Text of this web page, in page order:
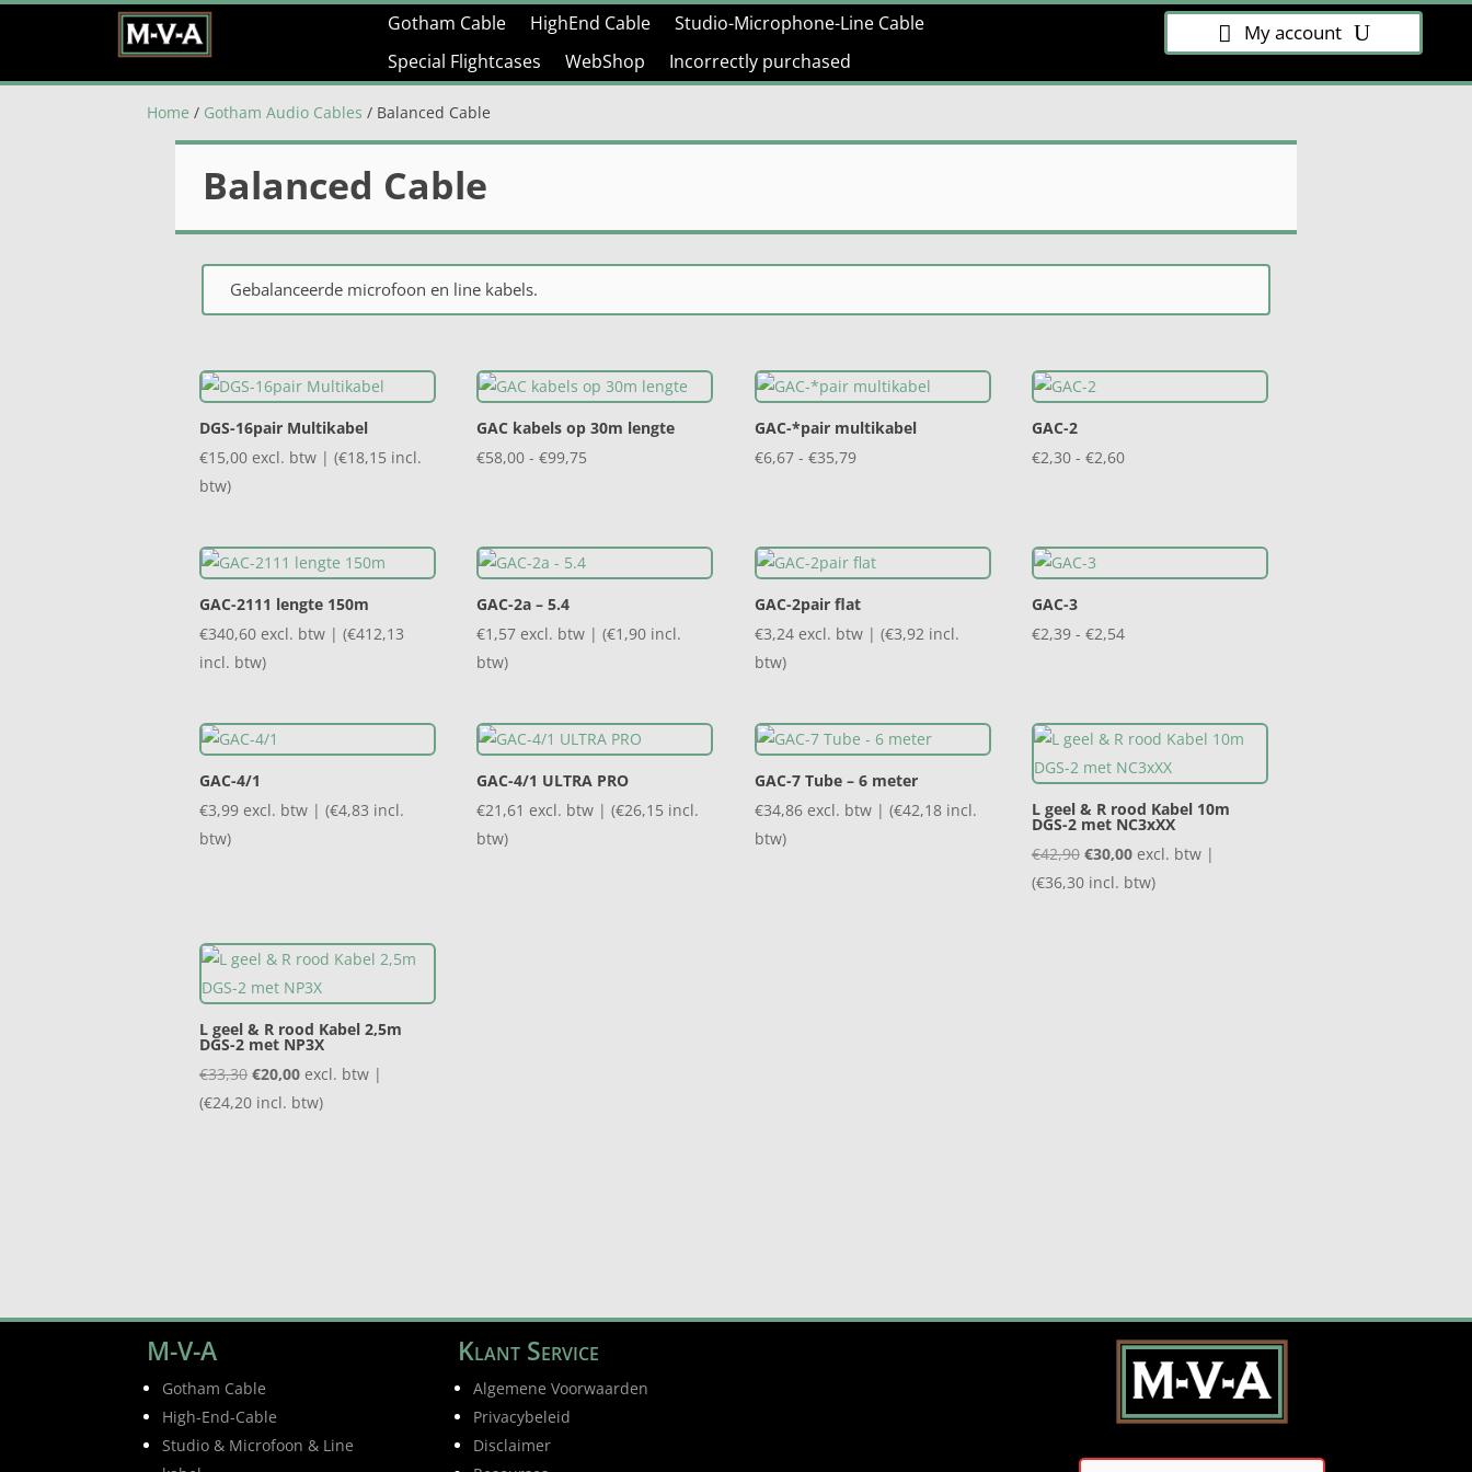
Gotham Cable HighEnd Cable
Studio-Microphone-Line Cable
Special Flightcases
WebShop Incorrectly purchased
My account
Home / Gotham Audio Cables / Balanced Cable
Balanced Cable
Gebalanceerde microfoon en line kabels.
DGS-16pair Multikabel
€15,00 excl. btw | (€18,15 incl.
btw)
GAC kabels op 30m lengte
€58,00 - €99,75
€99,75
GAC-*pair multikabel
€6,67 - €35,79Prijsklasse:
€35,79
GAC-2
€2,30 - €2,60Prijsklasse:
€2,60
GAC-2111 lengte 150m
€340,60 excl. btw | (€412,13
incl. btw)
GAC-2a – 5.4
€1,57 excl. btw | (€1,90 incl.
btw)
GAC-2pair flat
€3,24 excl. btw | (€3,92 incl.
btw)
GAC-3
€2,39 - €2,54Prijsklasse:
GAC-4/1
€3,99 excl. btw | (€4,83 incl.
btw)
GAC-4/1 ULTRA PRO
€21,61 excl. btw | (€26,15 incl.
btw)
GAC-7 Tube – 6 meter
€34,86 excl. btw | (€42,18incl.
btw)
L geel & R rood Kabel 10m
DGS-2 met NC3xXX
€42,90 Oorspronkelijke
prijs
€30,00Huidige
prijs
excl. btw |
(€36,30incl. btw)
L geel & R rood Kabel 2,5m
DGS-2 met NP3X
€33,30 Oorspronkelijke
prijs
€20,00Huidige
prijs
excl. btw |
(€24,20 incl. btw)
M-V-A
Gotham Cable
High-End-Cable
Studio & Microfoon & Line
Klant Service
Algemene Voorwaarden
Privacybeleid
Disclaimer